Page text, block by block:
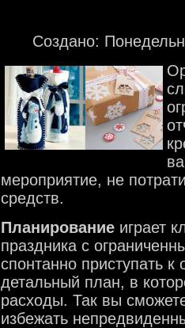
Создано:
мероприятие, не
средств.
Планирование играет
праздника с
спонтанно приступать к
детальный план, в
расходы. Так вы
избежать